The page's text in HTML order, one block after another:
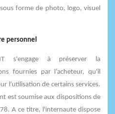
forme de photo, logo, visuel
personnel
s'engage à préserver la
fournies par l’acheteur, qu'il
l'utilisation de certains services.
est soumise aux dispositions de
A ce titre, l'internaute dispose